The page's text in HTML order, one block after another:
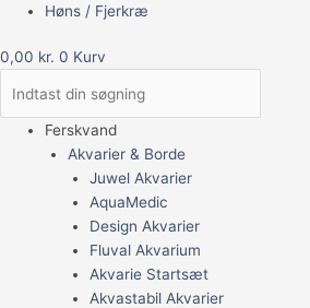
Høns / Fjerkræ
0,00 kr. 0 Kurv
Ferskvand
Akvarier & Borde
Juwel Akvarier
AquaMedic
Design Akvarier
Fluval Akvarium
Akvarie Startsæt
Akvastabil Akvarier